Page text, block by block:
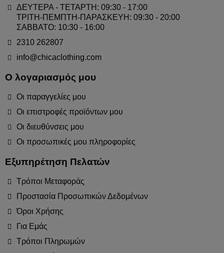
ΔΕΥΤΕΡΑ - ΤΕΤΑΡΤΗ: 09:30 - 17:00
ΤΡΙΤΗ-ΠΕΜΠΤΗ-ΠΑΡΑΣΚΕΥΗ: 09:30 - 20:00
ΣΑΒΒΑΤΟ: 10:30 - 16:00
2310 262807
info@chicaclothing.com
Ο λογαριασμός μου
Οι παραγγελίες μου
Οι επιστροφές προϊόντων μου
Οι διευθύνσεις μου
Οι προσωπικές μου πληροφορίες
Εξυπηρέτηση Πελατών
Τρόποι Μεταφοράς
Προστασία Προσωπικών Δεδομένων
Όροι Χρήσης
Για Εμάς
Τρόποι Πληρωμών